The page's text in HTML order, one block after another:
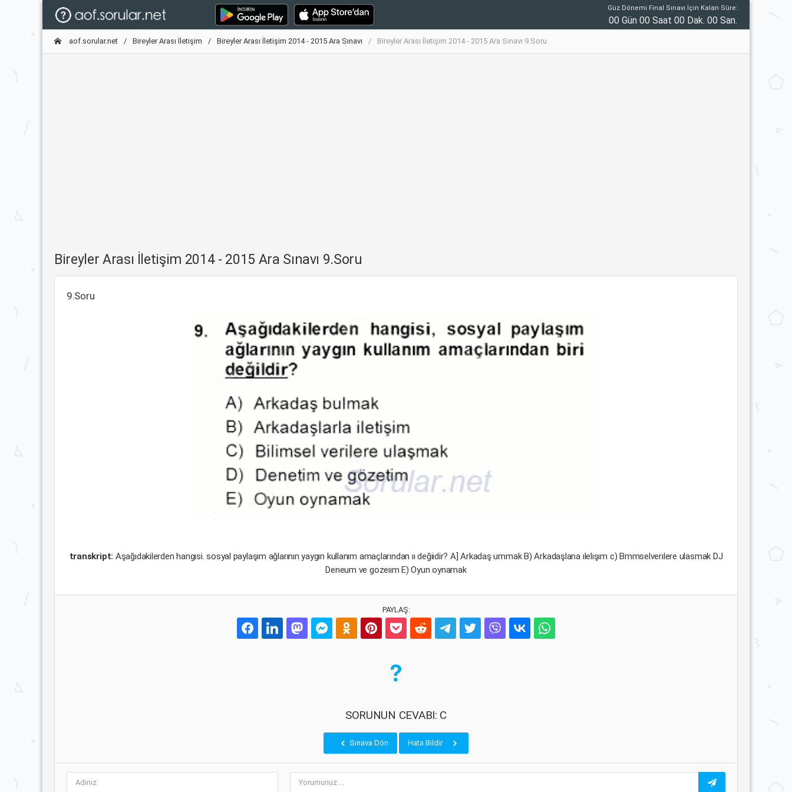
Güz Dönemi Final Sınavı İçin Kalan Süre:
00 Gün 00 Saat 00 Dak. 00 San.
aof.sorular.net Bireyler Arası İletişim Bireyler Arası İletişim 2014 - 2015 Ara Sınavı Bireyler Arası İletişim 2014 - 2015 Ara Sınavı 9.Soru
Bireyler Arası İletişim 2014 - 2015 Ara Sınavı 9.Soru
9.Soru
transkript: Aşağıdakilerden hangısi. sosyal paylaşım ağlarının yaygın kullanım amaçlarından ıı değiidir? A] Arkadaş ummak B) Arkadaşlana ılelışım c) Bmmselverılere ulasmak DJ
Deneum ve gozeıım E) Oyun oynamak
PAYLAŞ:
SORUNUN CEVABI: C
Sınava Dön Hata Bildir